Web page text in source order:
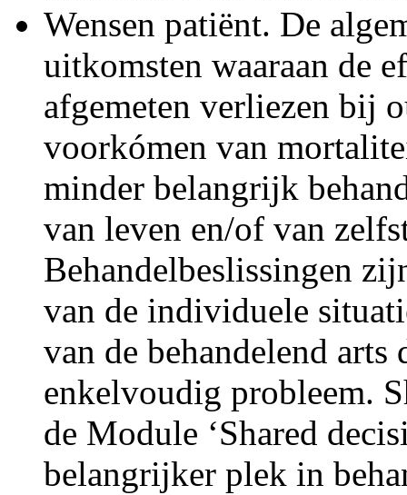
Wensen patiënt. De
uitkomsten waaraan de
afgemeten verliezen bij
voorkómen van
minder belangrijk
van leven en/of van
Behandelbeslissingen
van de individuele
van de behandelend
enkelvoudig probleem.
de Module ‘Shared
belangrijker plek in